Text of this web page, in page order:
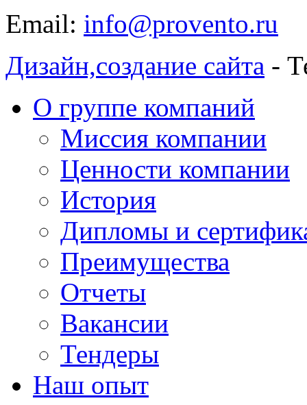
Email: info@provento.ru
Дизайн,создание сайта -
О группе компаний
Миссия компании
Ценности компании
История
Дипломы и
Преимущества
Отчеты
Вакансии
Тендеры
Наш опыт